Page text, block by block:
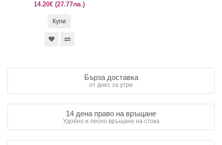
14.20€ (27.77лв.)
Купи
Бърза доставка
от днес за утре
14 дена право на връщане
Удобно и лесно връщане на стока